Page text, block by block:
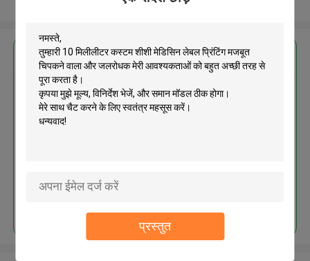
प्रस्तुत
सबसे उत्तम प्रतिदान प्राप्त करें
10 मिलीलीटर कस्टम शीशी मेडिसिन लेबल
प्रिंटिंग मजबूत चिपकने वाला और